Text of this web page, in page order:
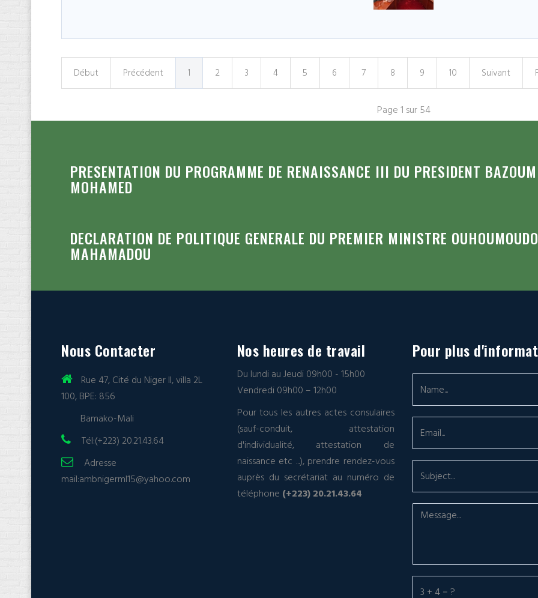
Début Précédent 1 2 3 4 5 6 7 8 9 10 Suivant
Page 1 sur 54
PRESENTATION DU PROGRAMME DE RENAISSANCE III DU PRESIDENT BAZOUM
MOHAMED
DECLARATION DE POLITIQUE GENERALE DU PREMIER MINISTRE
MAHAMADOU
Nous Contacter
Rue 47, Cité du Niger II, villa 2L
100, BPE: 856
Bamako-Mali
Tél:(+223) 20.21.43.64
Adresse
mail:ambnigerml15@yahoo.com
Nos heures de travail
Du lundi au Jeudi 09h00 - 15h00
Vendredi 09h00 – 12h00
Pour tous les autres actes consulaires
(sauf-conduit, attestation
d'individualité, attestation de
naissance etc ...), prendre rendez-vous
auprès du secrétariat au numéro de
téléphone (+223) 20.21.43.64
Pour plus